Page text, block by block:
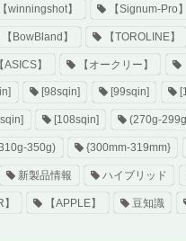
【winningshot】 【Signum-Pro】
【BowBland】 【TOROLINE】
【ASICS】 【オークリー】
[98sqin] [99sqin]
[108sqin] (270g-
350g) {300mm-319mm}
新製品情報 ハイブリッド
【APPLE】 豆知識